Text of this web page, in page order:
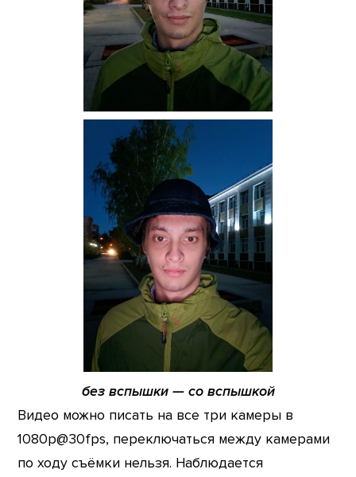
без вспышки — со вспышкой
Видео можно писать на все три камеры в
1080p@30fps, переключаться между камерами
по ходу съёмки нельзя. Наблюдается